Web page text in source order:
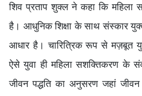
शिव प्रताप शुक्ल ने कहा कि महिला
है। आधुनिक शिक्षा के साथ संस्कार युक्त
आधार है। चारित्रिक रूप से मज़बूत
ऐसे युवा ही महिला सशक्तिकरण के
जीवन पद्धति का अनुसरण जहां जीवन